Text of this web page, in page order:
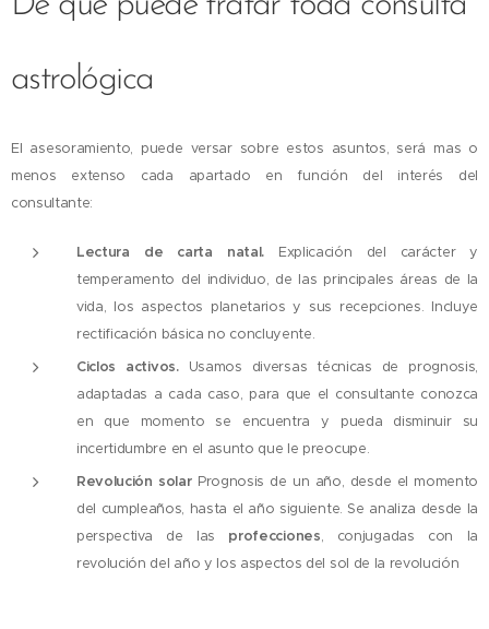
astrológica
El asesoramiento, puede versar sobre estos asuntos, será mas o
menos extenso cada apartado en función del interés del
consultante:
Lectura de carta natal. Explicación del carácter y
temperamento del individuo, de las principales áreas de la
vida, los aspectos planetarios y sus recepciones. Incluye
rectificación básica no concluyente.
Ciclos activos. Usamos diversas técnicas de prognosis,
adaptadas a cada caso, para que el consultante conozca
en que momento se encuentra y pueda disminuir su
incertidumbre en el asunto que le preocupe.
Revolución solar Prognosis de un año, desde el momento
del cumpleaños, hasta el año siguiente. Se analiza desde la
perspectiva de las profecciones, conjugadas con la
revolución del año y los aspectos del sol de la revolución